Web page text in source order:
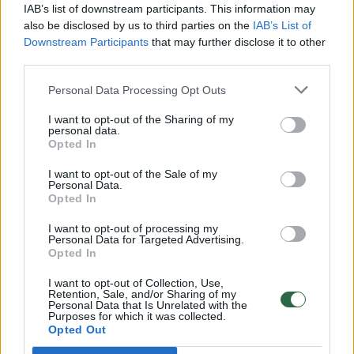
IAB’s list of downstream participants. This information may
also be disclosed by us to third parties on the IAB’s List of
Downstream Participants that may further disclose it to other
Personal Data Processing Opt Outs
I want to opt-out of the Sharing of my
personal data.
Opted In
I want to opt-out of the Sale of my
Personal Data.
Opted In
I want to opt-out of processing my
Personal Data for Targeted Advertising.
Opted In
I want to opt-out of Collection, Use,
Retention, Sale, and/or Sharing of my
Personal Data that Is Unrelated with the
Purposes for which it was collected.
Opted Out
Vaizdai iš tragiškos avarijos Vilniaus r.: dviejų moterų ir
vaiko gyvybių išgelbėti nepavyko
Lietuvos diena
32 laipsnių šilumos
Žinios | Orai
Nufilmavo, kaip patvino Vilniaus Vakarinis aplinkkelis:
vaizdas pribloškia
Žinios | Lietuvos diena
00:00:55
Avarija Vilniuje: į stotelę įsirėžęs automobilis sužalojo
dvi moteris
Žinios | Lietuvos diena